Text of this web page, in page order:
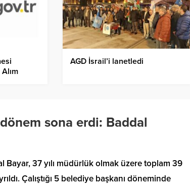
AGD İsrail’i lanetledi
sona erdi: Baddal
37 yılı müdürlük olmak üzere toplam 39
Çalıştığı 5 belediye başkanı döneminde